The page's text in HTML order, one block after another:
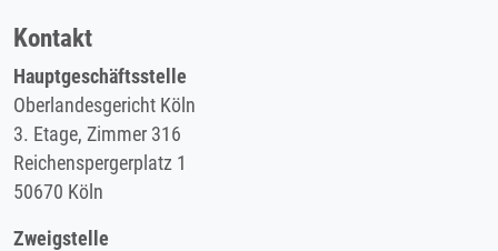
Kontakt
Hauptgeschäftsstelle
Oberlandesgericht Köln
3. Etage, Zimmer 316
Reichenspergerplatz 1
50670 Köln
Zweigstelle